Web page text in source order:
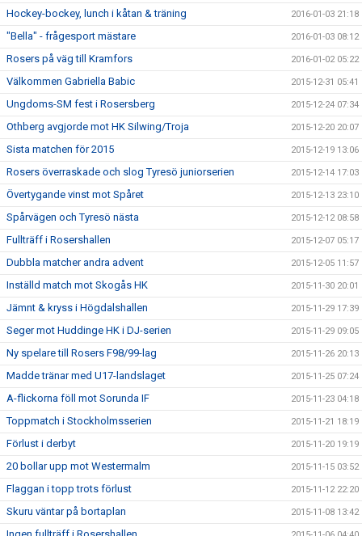
Hockey-bockey, lunch i kåtan & träning 2016-01-03 21:18
"Bella" - frågesport mästare 2016-01-03 08:12
Rosers på väg till Kramfors 2016-01-02 05:22
Välkommen Gabriella Babic 2015-12-31 05:41
Ungdoms-SM fest i Rosersberg 2015-12-24 07:34
Othberg avgjorde mot HK Silwing/Troja 2015-12-20 20:07
Sista matchen för 2015 2015-12-19 13:06
Rosers överraskade och slog Tyresö juniorserien 2015-12-14 17:03
Övertygande vinst mot Spåret 2015-12-13 23:10
Spårvägen och Tyresö nästa 2015-12-12 08:58
Fullträff i Rosershallen 2015-12-07 05:17
Dubbla matcher andra advent 2015-12-05 11:57
Inställd match mot Skogås HK 2015-11-30 20:01
Jämnt & kryss i Högdalshallen 2015-11-29 17:39
Seger mot Huddinge HK i DJ-serien 2015-11-29 09:05
Ny spelare till Rosers F98/99-lag 2015-11-26 20:13
Madde tränar med U17-landslaget 2015-11-25 07:24
A-flickorna föll mot Sorunda IF 2015-11-23 04:18
Toppmatch i Stockholmsserien 2015-11-21 18:19
Förlust i derbyt 2015-11-20 19:19
20 bollar upp mot Westermalm 2015-11-15 03:52
Flaggan i topp trots förlust 2015-11-12 22:20
Skuru väntar på bortaplan 2015-11-08 13:42